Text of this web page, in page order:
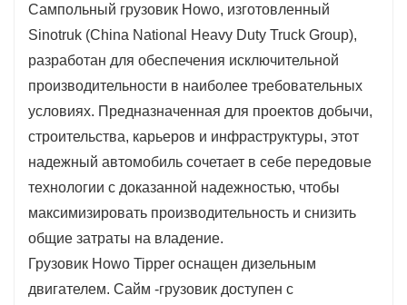
сочлененные конфигурации диска с
внедорожными шинами обеспечивают тягу в грязи,
песке или скалистых условиях.
Настраиваемые тела: выберите из U-образной
формы, камня, уголь или легких алюминиевых
сплавов (емкость 6–30 мграни) для конкретных
потребностей в обработке материала.
Сампольный грузовик Howo, изготовленный
Sinotruk (China National Heavy Duty Truck Group),
разработан для обеспечения исключительной
производительности в наиболее требовательных
условиях. Предназначенная для проектов добычи,
строительства, карьеров и инфраструктуры, этот
надежный автомобиль сочетает в себе передовые
технологии с доказанной надежностью, чтобы
максимизировать производительность и снизить
общие затраты на владение.
Грузовик Howo Tipper оснащен дизельным
двигателем. Сайм -грузовик доступен с